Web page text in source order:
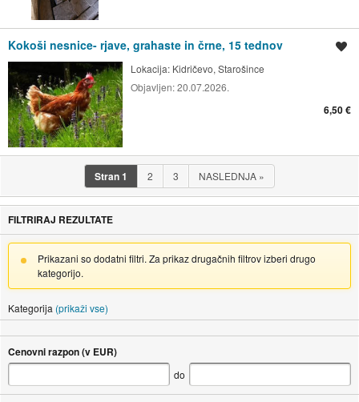
Kokoši nesnice- rjave, grahaste in črne, 15 tednov
Lokacija: Kidričevo, Starošince
Objavljen:20.07.2026.
6,50 €
Stran1 2 3 NASLEDNJA »
FILTRIRAJ REZULTATE
Prikazani so dodatni filtri. Za prikaz drugačnih filtrov izberi drugo
kategorijo.
Kategorija (prikaži vse)
Cenovni razpon (v EUR)
do